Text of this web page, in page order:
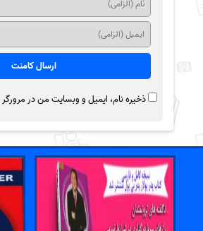
ذخیره نام، ایمیل و وبسایت من در